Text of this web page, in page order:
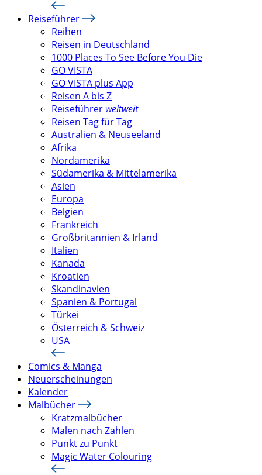
Reiseführer
Reihen
Reisen in Deutschland
1000 Places To See Before You Die
GO VISTA
GO VISTA plus App
Reisen A bis Z
Reiseführer weltweit
Reisen Tag für Tag
Australien & Neuseeland
Afrika
Nordamerika
Südamerika & Mittelamerika
Asien
Europa
Belgien
Frankreich
Großbritannien & Irland
Italien
Kanada
Kroatien
Skandinavien
Spanien & Portugal
Türkei
Österreich & Schweiz
USA
Comics & Manga
Neuerscheinungen
Kalender
Malbücher
Kratzmalbücher
Malen nach Zahlen
Punkt zu Punkt
Magic Water Colouring